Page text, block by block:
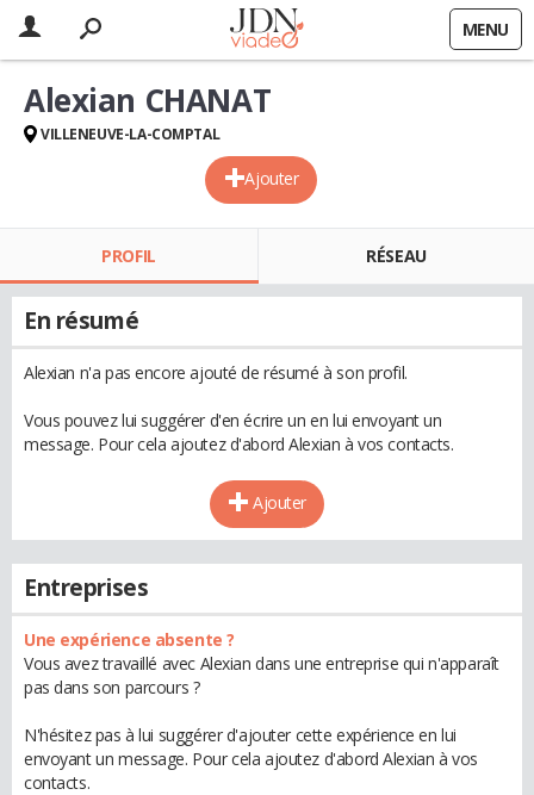
MENU
Ajouter
Alexian CHANAT
VILLENEUVE-LA-COMPTAL
PROFIL RÉSEAU
En résumé
Alexian n'a pas encore ajouté de résumé à son profil.
Vous pouvez lui suggérer d'en écrire un en lui envoyant un
message. Pour cela ajoutez d'abord Alexian à vos contacts.
Ajouter
Entreprises
Une expérience absente ?
Vous avez travaillé avec Alexian dans une entreprise qui n'apparaît
pas dans son parcours ?
N'hésitez pas à lui suggérer d'ajouter cette expérience en lui
envoyant un message. Pour cela ajoutez d'abord Alexian à vos
contacts.